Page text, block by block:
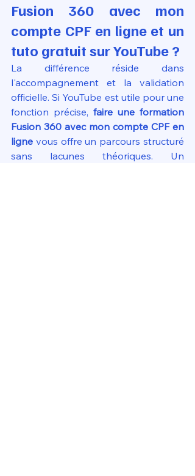
Fusion 360 avec mon
compte CPF en ligne et un
tuto gratuit sur YouTube ?
La différence réside dans
l'accompagnement et la validation
officielle. Si YouTube est utile pour une
fonction précise, faire une formation
Fusion 360 avec mon compte CPF en
ligne vous offre un parcours structuré
sans lacunes théoriques. Un